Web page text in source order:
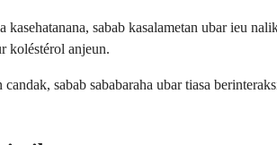
sabab kasalametan ubar ieu
koléstérol anjeun.
sabab sababaraha ubar tiasa